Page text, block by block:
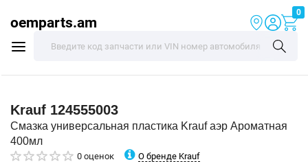
oemparts.am
0
Krauf 124555003
Смазка универсальная пластика Krauf аэр Ароматная
400мл
0 оценок О бренде Krauf